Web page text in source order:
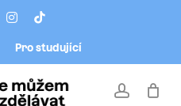
instagram
tiktok
Pro studující
account